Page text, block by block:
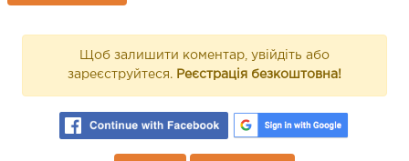
Щоб залишити коментар, увійдіть або
зареєструйтеся. Реєстрація безкоштовна!